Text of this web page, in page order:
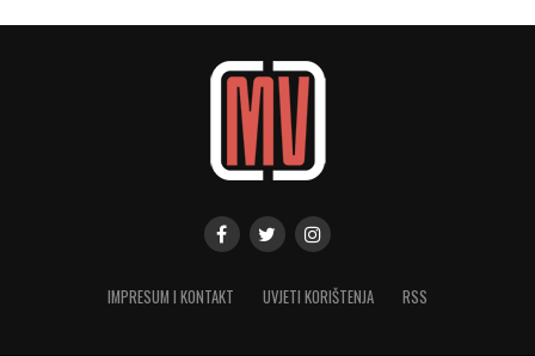
IMPRESUM I KONTAKT UVJETI KORIŠTENJA RSS